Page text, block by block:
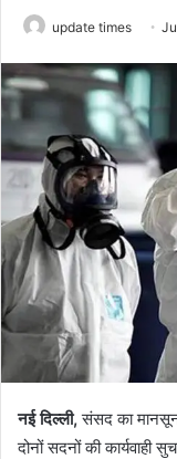
update times
नई दिल्ली, संसद का
दोनों सदनों की कार्यवाही